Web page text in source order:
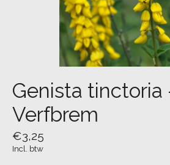
Genista tinctoria
Verfbrem
€3,25
Incl. btw